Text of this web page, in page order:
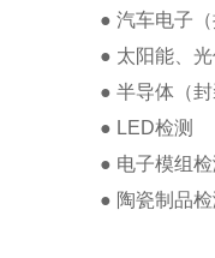
● 汽车电子
● 太阳能、
● 半导体（
● LED检测
● 电子模组
● 陶瓷制品